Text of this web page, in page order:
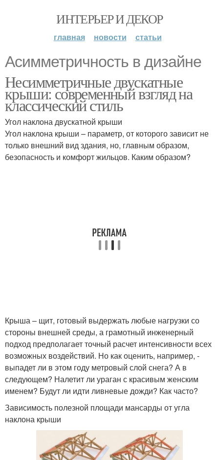
ИНТЕРЬЕР И ДЕКОР
главная новости статьи
Асимметричность в дизайне
Несимметричные двускатные
крыши: современный взгляд на
классический стиль
Угол наклона двускатной крыши
Угол наклона крыши – параметр, от которого зависит не
только внешний вид здания, но, главным образом,
безопасность и комфорт жильцов. Каким образом?
Крыша – щит, готовый выдержать любые нагрузки со
стороны внешней среды, а грамотный инженерный
подход предполагает точный расчет интенсивности всех
возможных воздействий. Но как оценить, например, -
выпадет ли в этом году метровый слой снега? А в
следующем? Налетит ли ураган с красивым женским
именем? Будут ли идти ливневые дожди? Как часто?
Зависимость полезной площади мансарды от угла
наклона крыши